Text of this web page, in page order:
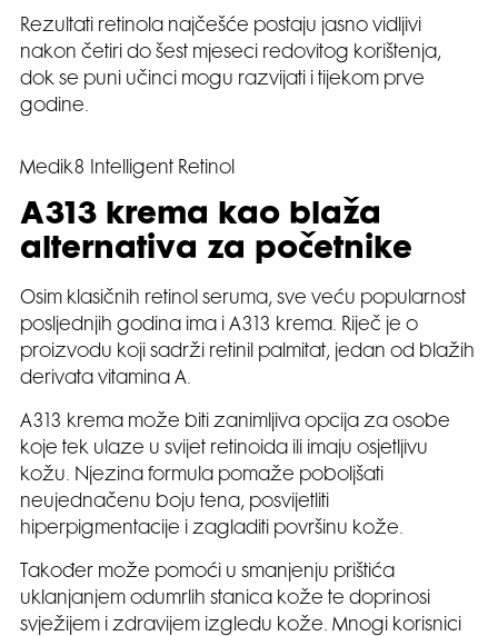
Rezultati retinola najčešće postaju jasno vidljivi
nakon četiri do šest mjeseci redovitog korištenja,
dok se puni učinci mogu razvijati i tijekom prve
godine.
Medik8 Intelligent Retinol
A313 krema kao blaža
alternativa za početnike
Osim klasičnih retinol seruma, sve veću popularnost
posljednjih godina ima i A313 krema. Riječ je o
proizvodu koji sadrži retinil palmitat, jedan od blažih
derivata vitamina A.
A313 krema može biti zanimljiva opcija za osobe
koje tek ulaze u svijet retinoida ili imaju osjetljivu
kožu. Njezina formula pomaže poboljšati
neujednačenu boju tena, posvijetliti
hiperpigmentacije i zagladiti površinu kože.
Također može pomoći u smanjenju prištića
uklanjanjem odumrlih stanica kože te doprinosi
svježijem i zdravijem izgledu kože. Mnogi korisnici